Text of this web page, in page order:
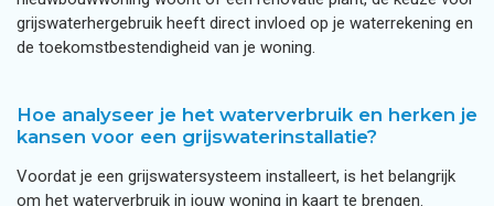
grijswaterhergebruik heeft direct invloed op je waterrekening en
de toekomstbestendigheid van je woning.
Hoe analyseer je het waterverbruik en herken je
kansen voor een grijswaterinstallatie?
Voordat je een grijswatersysteem installeert, is het belangrijk
om het waterverbruik in jouw woning in kaart te brengen.